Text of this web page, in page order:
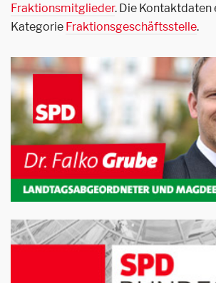
Fraktionsmitglieder. Die Kontaktdaten
Kategorie Fraktionsgeschäftsstelle.